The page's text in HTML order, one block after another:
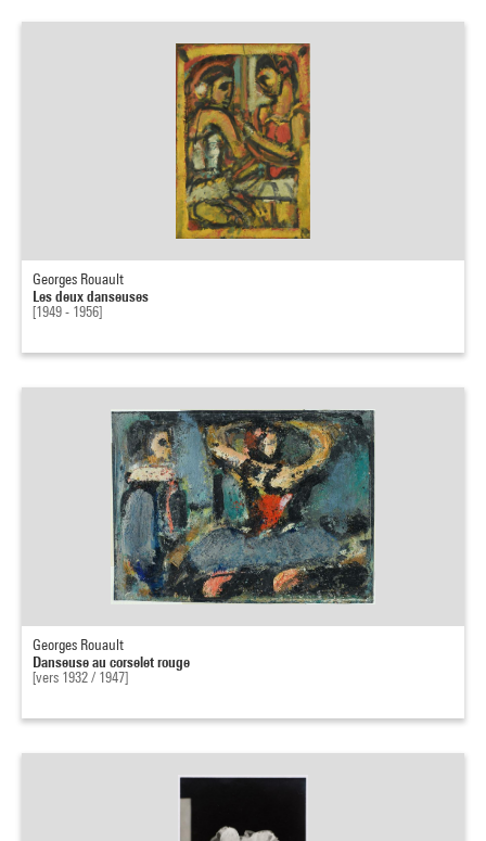
Georges Rouault
Les deux danseuses
[1949 - 1956]
Georges Rouault
Danseuse au corselet rouge
[vers 1932 / 1947]